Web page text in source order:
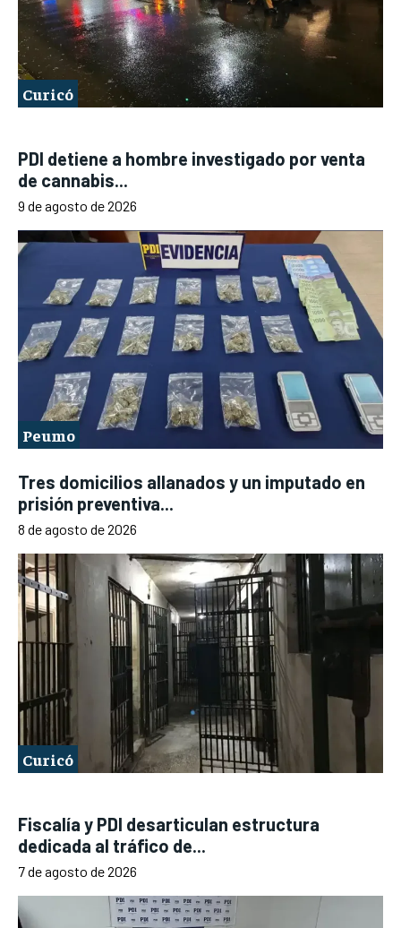
Curicó
PDI detiene a hombre investigado por venta
de cannabis...
9 de agosto de 2026
Peumo
Tres domicilios allanados y un imputado en
prisión preventiva...
8 de agosto de 2026
Curicó
Fiscalía y PDI desarticulan estructura
dedicada al tráfico de...
7 de agosto de 2026